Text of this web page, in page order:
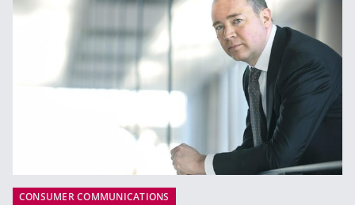
CONSUMER COMMUNICATIONS